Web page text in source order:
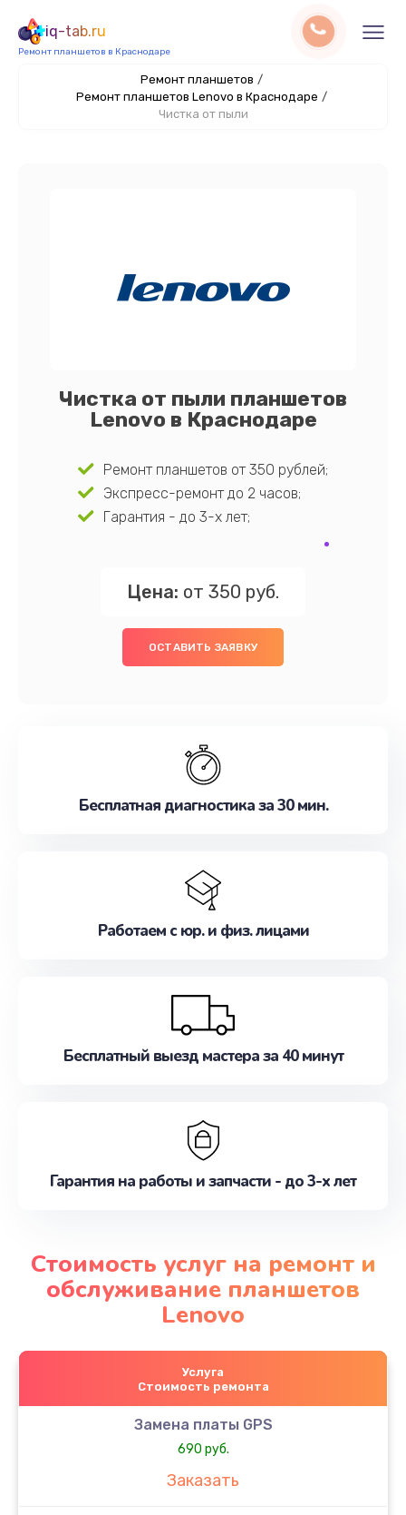
iq-tab.ru
Ремонт планшетов в Краснодаре
Ремонт планшетов /
Ремонт планшетов Lenovo в Краснодаре /
Чистка от пыли
Чистка от пыли планшетов
Lenovo в Краснодаре
Ремонт планшетов от 350 рублей;
Экспресс-ремонт до 2 часов;
Гарантия - до 3-х лет;
Цена: от 350 руб.
ОСТАВИТЬ ЗАЯВКУ
Бесплатная диагностика за 30 мин.
Работаем с юр. и физ. лицами
Бесплатный выезд мастера за 40 минут
Гарантия на работы и запчасти - до 3-х лет
Стоимость услуг на ремонт и
обслуживание планшетов
Lenovo
Услуга
Стоимость ремонта
Замена платы GPS
690 руб.
Заказать